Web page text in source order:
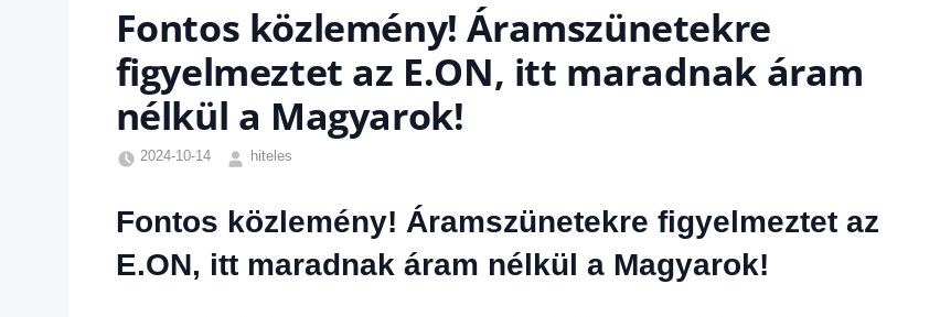
Fontos közlemény! Áramszünetekre
figyelmeztet az E.ON, itt maradnak áram
nélkül a Magyarok!
2024-10-14
hiteles
,
Hírek,
Hírek
1
Fontos közlemény! Áramszünetekre figyelmeztet az
E.ON, itt maradnak áram nélkül a Magyarok!